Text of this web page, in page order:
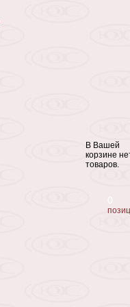
В Вашей
корзине
товаров.